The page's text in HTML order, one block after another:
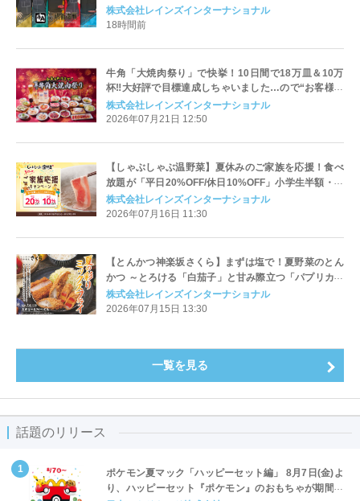
ボメニューを期間限定で販売！
株式会社レインズインターナショナル
18時間前
牛角「大焼肉祭り」で快挙！10日間で18万皿＆10万
杯‼大好評で目標達成しちゃいました…ので“お客様大
還元企画”を緊急実施！公式Xにて「30名様に3,000円
分のお食事券が当たる」SNSキャンペーン
株式会社レインズインターナショナル
2026年07月21日 12:50
【しゃぶしゃぶ温野菜】夏休みのご家族を応援！食べ
放題が「平日20%OFF/休日10%OFF」小学生半額・小
学生未満無料でお子様連れも嬉しい！～肉も野菜もバ
ランスよく楽しめる、夏にうれしいしゃぶしゃぶ～
株式会社レインズインターナショナル
2026年07月16日 11:30
【とんかつ神楽坂さくら】まずは塩で！夏野菜のとん
かつ ～とろける「白茄子」と甘み際立つ「パプリカ」
の“肉巻きフライ”が登場～
株式会社レインズインターナショナル
2026年07月15日 13:30
一覧を見る
話題のリリース
ポケモン夏マック「ハッピーセット編」 8月7日(金)よ
り、ハッピーセット『ポケモン』のおもちゃが期間限